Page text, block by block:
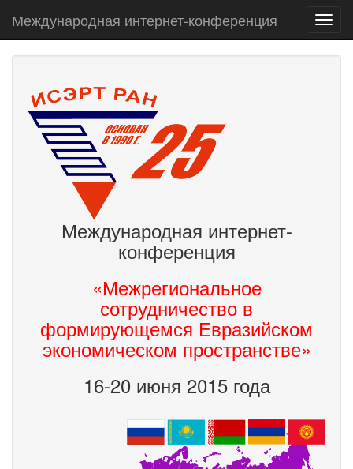
Международная интернет-конференция
Международная интернет-
конференция
«Межрегиональное
сотрудничество в
формирующемся Евразийском
экономическом пространстве»
16-20 июня 2015 года